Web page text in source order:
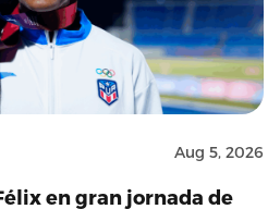
Aug 5, 2026
en gran jornada de